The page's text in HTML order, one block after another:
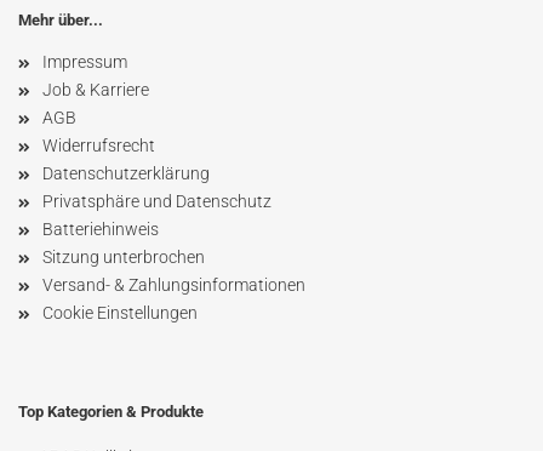
Mehr über...
Impressum
Job & Karriere
AGB
Widerrufsrecht
Datenschutzerklärung
Privatsphäre und Datenschutz
Batteriehinweis
Sitzung unterbrochen
Versand- & Zahlungsinformationen
Cookie Einstellungen
Top Kategorien & Produkte